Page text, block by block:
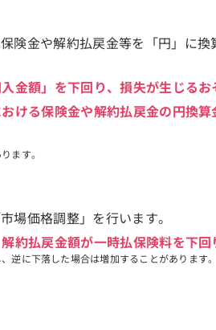
金や解約払戻金等を「円」に
金額」を下回り、損失が生じるお
ける保険金や解約払戻金の円換
ます。
場価格調整」を行います。
約払戻金額が一時払保険料を下回
に下落した場合は増加することがあります。